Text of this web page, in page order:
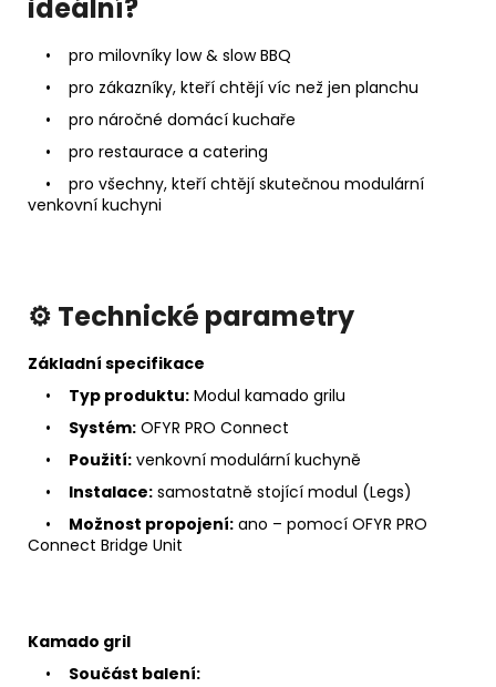
ideální?
• pro milovníky low & slow BBQ
• pro zákazníky, kteří chtějí víc než jen planchu
• pro náročné domácí kuchaře
• pro restaurace a catering
• pro všechny, kteří chtějí skutečnou modulární
venkovní kuchyni
⚙️ Technické parametry
Základní specifikace
• Typ produktu: Modul kamado grilu
• Systém: OFYR PRO Connect
• Použití: venkovní modulární kuchyně
• Instalace: samostatně stojící modul (Legs)
• Možnost propojení: ano – pomocí OFYR PRO
Connect Bridge Unit
Kamado gril
• Součást balení: